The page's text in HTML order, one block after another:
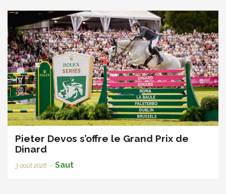
Pieter Devos s’offre le Grand Prix de
Dinard
3 août 2026 • Saut